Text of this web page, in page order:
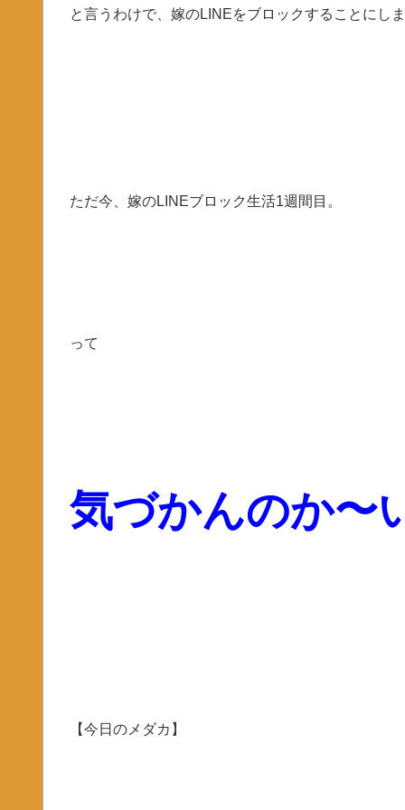
と言うわけで、嫁のLINEをブロックすることにし
ただ今、嫁のLINEブロック生活1週間目。
って
気づかんのか〜
【今日のメダカ】